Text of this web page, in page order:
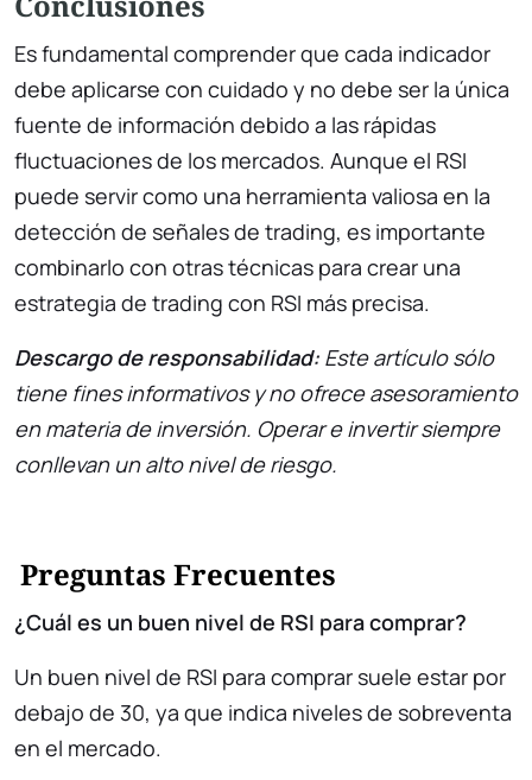
Es fundamental comprender que cada indicador
debe aplicarse con cuidado y no debe ser la única
fuente de información debido a las rápidas
fluctuaciones de los mercados. Aunque el RSI
puede servir como una herramienta valiosa en la
detección de señales de trading, es importante
combinarlo con otras técnicas para crear una
estrategia de trading con RSI más precisa.
Descargo de responsabilidad: Este artículo sólo
tiene fines informativos y no ofrece asesoramiento
en materia de inversión. Operar e invertir siempre
conllevan un alto nivel de riesgo.
Preguntas Frecuentes
¿Cuál es un buen nivel de RSI para comprar?
Un buen nivel de RSI para comprar suele estar por
debajo de 30, ya que indica niveles de sobreventa
en el mercado.